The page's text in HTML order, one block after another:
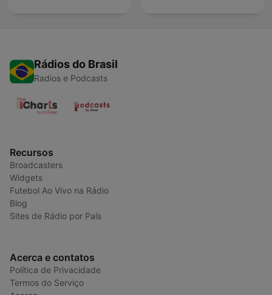
Rádios do Brasil
Radios e Podcasts
Recursos
Broadcasters
Widgets
Futebol Ao Vivo na Rádio
Blog
Sites de Rádio por País
Acerca e contatos
Política de Privacidade
Termos do Serviço